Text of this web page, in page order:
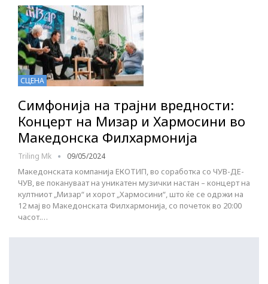
СЦЕНА
Симфонија на трајни вредности:
Концерт на Мизар и Хармосини во
Македонска Филхармонија
Triling Mk 09/05/2024
Македонската компанија ЕКОТИП, во соработка со ЧУВ-ДЕ-
ЧУВ, ве покануваат на уникатен музички настан – концерт на
култниот „Мизар“ и хорот „Хармосини“, што ќе се одржи на
12 мај во Македонската Филхармонија, со почеток во 20:00
часот.…